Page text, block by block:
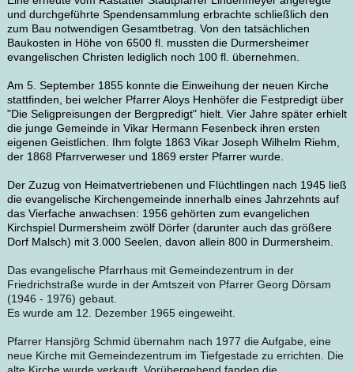
und durchgeführte Spendensammlung erbrachte schließlich den
zum Bau notwendigen Gesamtbetrag. Von den tatsächlichen
Baukosten in Höhe von 6500 fl. mussten die Durmersheimer
evangelischen Christen lediglich noch 100 fl. übernehmen.
Am 5. September 1855 konnte die Einweihung der neuen Kirche
stattfinden, bei welcher Pfarrer Aloys Henhöfer die Festpredigt über
"Die Seligpreisungen der Bergpredigt" hielt. Vier Jahre später erhielt
die junge Gemeinde in Vikar Hermann Fesenbeck ihren ersten
eigenen Geistlichen. Ihm folgte 1863 Vikar Joseph Wilhelm Riehm,
der 1868 Pfarrverweser und 1869 erster Pfarrer wurde.
Der Zuzug von Heimatvertriebenen und Flüchtlingen nach 1945 ließ
die evangelische Kirchengemeinde innerhalb eines Jahrzehnts auf
das Vierfache anwachsen: 1956 gehörten zum evangelichen
Kirchspiel Durmersheim zwölf Dörfer (darunter auch das größere
Dorf Malsch) mit 3.000 Seelen, davon allein 800 in Durmersheim.
Das evangelische Pfarrhaus mit Gemeindezentrum in der
Friedrichstraße wurde in der Amtszeit von Pfarrer Georg Dörsam
(1946 - 1976) gebaut.
Es wurde am 12. Dezember 1965 eingeweiht.
Pfarrer Hansjörg Schmid übernahm nach 1977 die Aufgabe, eine
neue Kirche mit Gemeindezentrum im Tiefgestade zu errichten. Die